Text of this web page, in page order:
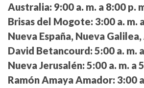
Australia: 9:00 a. m. a 8:00 p.
Brisas del Mogote: 3:00 a. m.
Nueva España, Nueva
David Betancourd: 5:00 a. m.
Nueva Jerusalén: 5:00 a. m. a
Ramón Amaya Amador: 3:00